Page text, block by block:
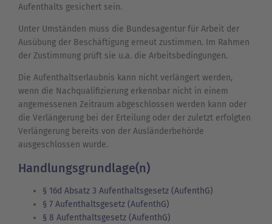
Aufenthalts gesichert sein.
Unter Umständen muss die Bundesagentur für Arbeit der
Ausübung der Beschäftigung erneut zustimmen. Im Rahmen
der Zustimmung prüft sie u.a. die Arbeitsbedingungen.
Die Aufenthaltserlaubnis kann nicht verlängert werden,
wenn die Nachqualifizierung erkennbar nicht in einem
angemessenen Zeitraum abgeschlossen werden kann oder
die Verlängerung bei der Erteilung oder der zuletzt erfolgten
Verlängerung bereits von der Ausländerbehörde
ausgeschlossen wurde.
Handlungsgrundlage(n)
§ 16d Absatz 3 Aufenthaltsgesetz (AufenthG)
§ 7 Aufenthaltsgesetz (AufenthG)
§ 8 Aufenthaltsgesetz (AufenthG)